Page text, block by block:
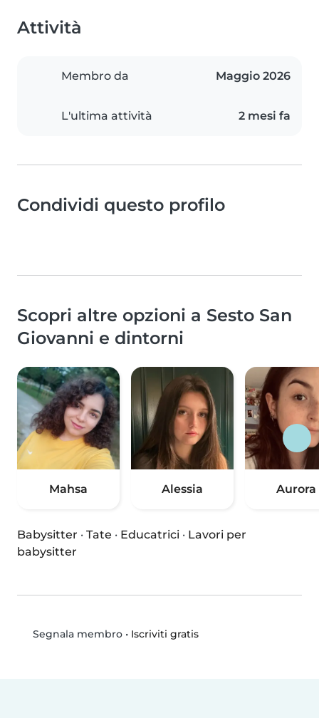
Attività
Membro da Maggio 2026
L'ultima attività 2 mesi fa
Condividi questo profilo
Scopri altre opzioni a Sesto San
Giovanni e dintorni
Mahsa Alessia Aurora
Babysitter · Tate · Educatrici · Lavori per
babysitter
Segnala membro• Iscriviti gratis